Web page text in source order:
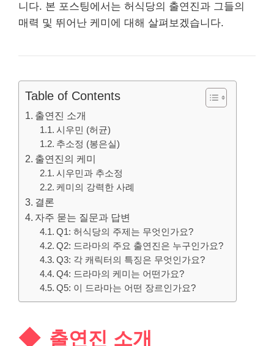
니다. 본 포스팅에서는 허식당의 출연진과 그들의
매력 및 뛰어난 케미에 대해 살펴보겠습니다.
Table of Contents
출연진 소개
시우민 (허균)
추소정 (봉은실)
출연진의 케미
시우민과 추소정
케미의 강력한 사례
결론
자주 묻는 질문과 답변
Q1: 허식당의 주제는 무엇인가요?
Q2: 드라마의 주요 출연진은 누구인가요?
Q3: 각 캐릭터의 특징은 무엇인가요?
Q4: 드라마의 케미는 어떤가요?
Q5: 이 드라마는 어떤 장르인가요?
출연진 소개